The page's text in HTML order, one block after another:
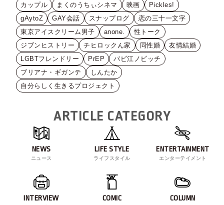
カップル
まくのうちぃシネマ 映画
Pickles!
gAytoZ
GAY会話 スナップログ
恋の三十一文字
東京アイスクリーム男子
anone.
性トーク
ジブンヒストリー
チヒロックん家 同性婚
友情結婚
LGBTフレンドリー
PrEP
バビ江ノビッチ
ブリアナ・ギガンテ
しんたか
自分らしく生きるプロジェクト
ARTICLE CATEGORY
NEWS
ニュース
LIFE STYLE
ライフスタイル
ENTERTAINMENT
エンターテイメント
INTERVIEW COMIC COLUMN